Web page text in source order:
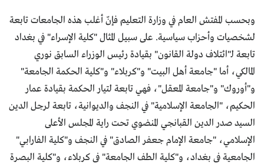
وبحسب المفتش العام في وزارة التعليم فإنّ أغلب هذه الجامعات تابعة
لشخصيات وأحزاب سياسية. على سبيل المثال "كلية الإسراء" في بغداد
تابعة لـ"ائتلاف دولة القانون" بقيادة رئيس الوزراء السابق نوري
المالكي، أما "جامعة أهل البيت" و"كربلاء" و"كلية الحكمة الجامعة"
و"أوروك" و"جامعة المعقل"، فهي تابعة لتيار الحكمة بقيادة عمار
الحكيم، "الجامعة الإسلامية" في النجف والديوانية، تابعة لرجل الدين
السيد صدر الدين القبانجي المنضوي تحت راية المجلس الأعلى
الإسلامي، "جامعة الإمام جعفر الصادق" في النجف و"كلية الفارابي"
الجامعية في بغداد، و"كلية الطف الجامعة" في كربلاء، و"كلية البصرة